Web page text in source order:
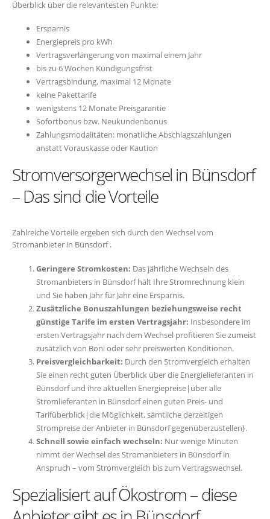
Überblick über die relevantesten Punkte:
Ersparnis
Energiepreis pro kWh
Vertragsverlängerung von maximal einem Jahr
bis zu 6 Wochen Kündigungsfrist
Vertragsbindung, maximal 12 Monate
keine Pakettarife
wenigstens 12 Monate Preisgarantie
Sofortbonus bzw. Neukundenbonus
Zahlungsmodalitäten: monatliche Abschlagszahlungen
anstatt Vorauskasse oder Kaution
Stromversorgerwechsel in Bünsdorf
– Das sind die Vorteile
Zahlreiche Vorteile ergeben sich durch den Wechsel vom
Stromanbieter in Bünsdorf .
Geringere Stromkosten: Das jährliche Wechseln des
Stromanbieters in Bünsdorf hält Ihre Stromrechnung klein
und Sie haben Jahr für Jahr eine Ersparnis.
Zusätzliche Bonuszahlungen beziehungsweise recht
günstige Tarife im ersten Vertragsjahr: Insbesondere im
ersten Vertragsjahr nach dem Wechsel profitieren Sie zumeist
zusätzlich von Boni oder sehr preiswerten Konditionen.
Preisvergleichbarkeit: Durch den Stromvergleich erhalten
Sie einen recht guten Überblick über die Energielieferanten in
Bünsdorf und ihre aktuellen Energiepreise|über alle
Stromlieferanten in Bünsdorf einen guten Preis- und
Tarifüberblick|die Möglichkeit, sämtliche derzeitigen
Strompreise der Anbieter in Bünsdorf gegenüberzustellen}.
Schnell sowie einfach wechseln: Nur wenige Minuten
nimmt der Wechsel des Stromanbieters in Bünsdorf in
Anspruch – vom Stromvergleich bis zum Vertragswechsel.
Spezialisiert auf Ökostrom – diese